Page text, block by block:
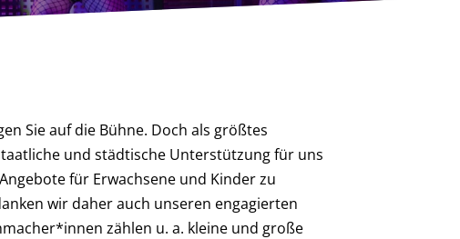
Sie auf die Bühne. Doch als größtes
und städtische Unterstützung für uns
für Erwachsene und Kinder zu
wir daher auch unseren engagierten
zählen u. a. kleine und große